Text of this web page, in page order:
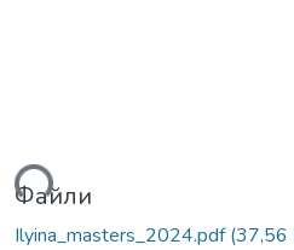
Файли
Ilyina_masters_2024.pdf(37,56